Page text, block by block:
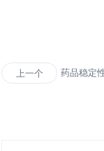
上一个 药品稳定